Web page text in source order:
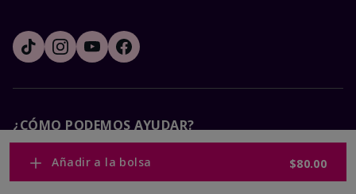
Añadir a la bolsa $80.00
¿CÓMO PODEMOS AYUDAR?
Recibe e-mails